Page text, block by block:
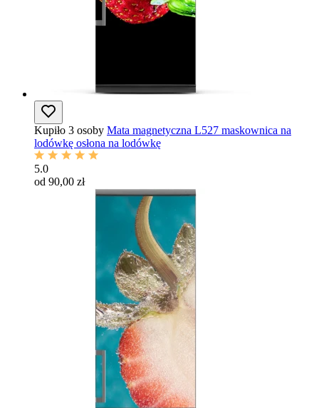
Kupiło 3 osoby Mata magnetyczna L527 maskownica na
lodówkę osłona na lodówkę
5.0
od 90,00 zł